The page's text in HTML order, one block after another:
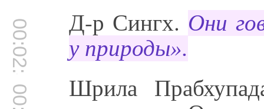
00:02:46 Д-р Сингх. Они
у природы».
Шрила